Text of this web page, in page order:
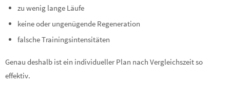
zu wenig lange Läufe
keine oder ungenügende Regeneration
falsche Trainingsintensitäten
Genau deshalb ist ein individueller Plan nach Vergleichszeit so
effektiv.